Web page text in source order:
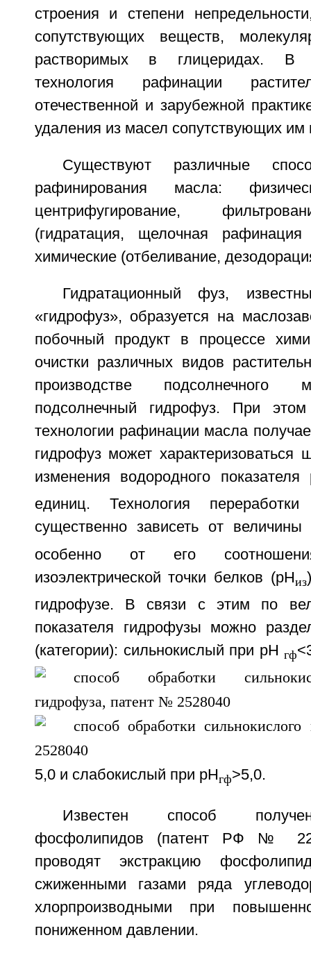
строения и степени
сопутствующих веществ,
растворимых в глицеридах. В
технология рафинации
отечественной и зарубежной
удаления из масел сопутствующих им
Существуют различные
рафинирования масла:
центрифугирование,
(гидратация, щелочная
химические (отбеливание,
Гидратационный фуз,
«гидрофуз», образуется на
побочный продукт в процессе
очистки различных видов
производстве подсолнечного
подсолнечный гидрофуз. При
технологии рафинации масла
гидрофуз может характеризоваться
изменения водородного показателя
единиц. Технология
существенно зависеть от
особенно от его
изоэлектрической точки белков (pHиз
гидрофузе. В связи с этим по
показателя гидрофузы можно
(категории): сильнокислый при pH гф
5,0 и слабокислый при pHгф>5,0.
Известен способ
фосфолипидов (патент РФ №
проводят экстракцию
сжиженными газами ряда
хлорпроизводными при
пониженном давлении.